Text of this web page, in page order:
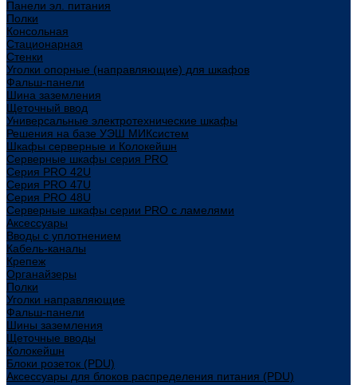
Панели эл. питания
Полки
Консольная
Стационарная
Стенки
Уголки опорные (направляющие) для шкафов
Фальш-панели
Шина заземления
Щеточный ввод
Универсальные электротехнические шкафы
Решения на базе УЭШ МИКсистем
Шкафы серверные и Колокейшн
Серверные шкафы серия PRO
Серия PRO 42U
Серия PRO 47U
Серия PRO 48U
Серверные шкафы серии PRO с ламелями
Аксессуары
Вводы с уплотнением
Кабель-каналы
Крепеж
Органайзеры
Полки
Уголки направляющие
Фальш-панели
Шины заземления
Щеточные вводы
Колокейшн
Блоки розеток (PDU)
Аксессуары для блоков распределения питания (PDU)